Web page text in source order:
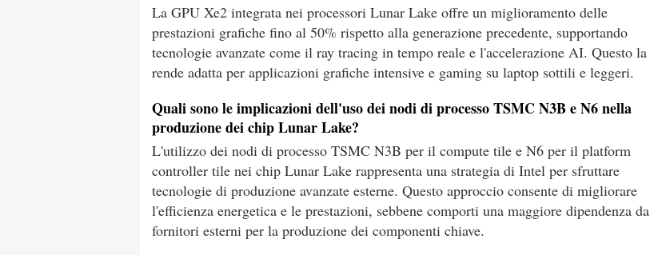
La GPU Xe2 integrata nei processori Lunar Lake offre un miglioramento delle
prestazioni grafiche fino al 50% rispetto alla generazione precedente, supportando
tecnologie avanzate come il ray tracing in tempo reale e l'accelerazione AI. Questo la
rende adatta per applicazioni grafiche intensive e gaming su laptop sottili e leggeri.
Quali sono le implicazioni dell'uso dei nodi di processo TSMC N3B e N6 nella
produzione dei chip Lunar Lake?
L'utilizzo dei nodi di processo TSMC N3B per il compute tile e N6 per il platform
controller tile nei chip Lunar Lake rappresenta una strategia di Intel per sfruttare
tecnologie di produzione avanzate esterne. Questo approccio consente di migliorare
l'efficienza energetica e le prestazioni, sebbene comporti una maggiore dipendenza da
fornitori esterni per la produzione dei componenti chiave.